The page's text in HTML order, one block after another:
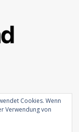
Cookies. Wenn
Verwendung von